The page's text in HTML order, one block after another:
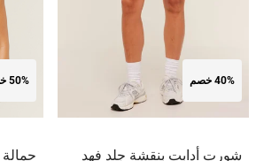
40% خصم
شورت أدابت بنقشة جلد فهد
50% خصم